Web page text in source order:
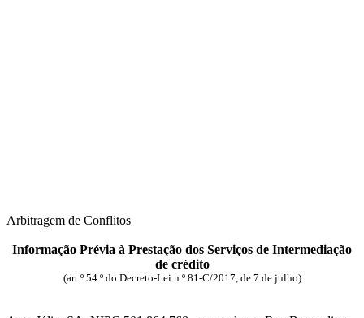
Arbitragem de Conflitos
Informação Prévia à Prestação dos Serviços de Intermediação
de crédito
(art.º 54.º do Decreto-Lei n.º 81-C/2017, de 7 de julho)